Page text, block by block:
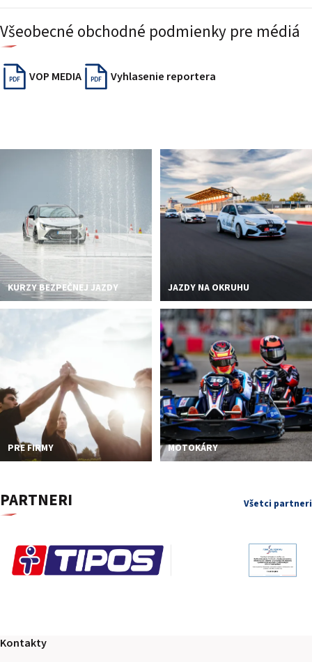
Všeobecné obchodné podmienky pre médiá
PDF VOP MEDIA PDF Vyhlasenie reportera
KURZY BEZPEČNEJ JAZDY JAZDY NA OKRUHU
PRE FIRMY MOTOKÁRY
PARTNERI Všetci partneri
Kontakty